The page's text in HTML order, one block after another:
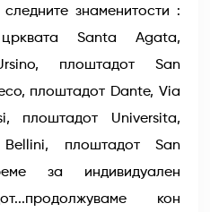
знаменитости :
Santa Agata,
плоштадот San
плоштадот Dante, Via
плоштадот Universita,
плоштадот San
за индивидуален
кон